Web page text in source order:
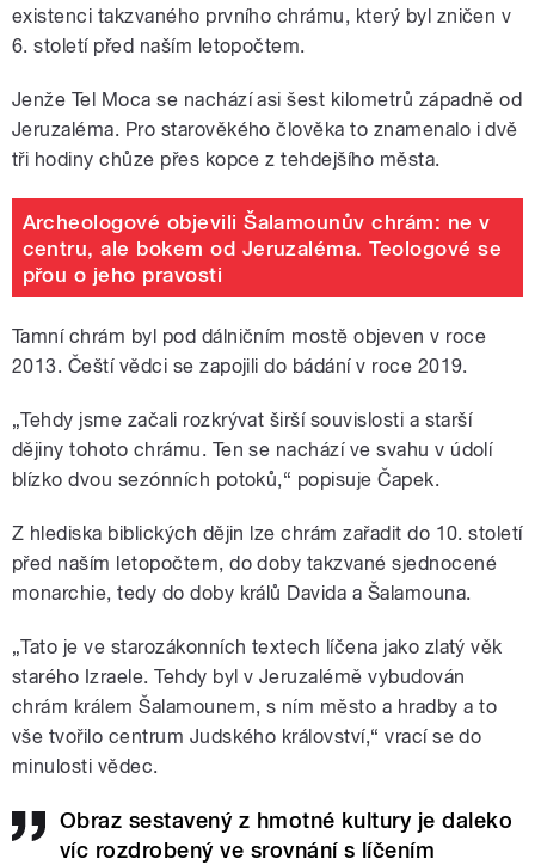
existenci takzvaného prvního chrámu, který byl zničen v
6. století před naším letopočtem.
Jenže Tel Moca se nachází asi šest kilometrů západně od
Jeruzaléma. Pro starověkého člověka to znamenalo i dvě
tři hodiny chůze přes kopce z tehdejšího města.
Archeologové objevili Šalamounův chrám: ne v
centru, ale bokem od Jeruzaléma. Teologové se
přou o jeho pravosti
Tamní chrám byl pod dálničním mostě objeven v roce
2013. Čeští vědci se zapojili do bádání v roce 2019.
„Tehdy jsme začali rozkrývat širší souvislosti a starší
dějiny tohoto chrámu. Ten se nachází ve svahu v údolí
blízko dvou sezónních potoků,“ popisuje Čapek.
Z hlediska biblických dějin lze chrám zařadit do 10. století
před naším letopočtem, do doby takzvané sjednocené
monarchie, tedy do doby králů Davida a Šalamouna.
„Tato je ve starozákonních textech líčena jako zlatý věk
starého Izraele. Tehdy byl v Jeruzalémě vybudován
chrám králem Šalamounem, s ním město a hradby a to
vše tvořilo centrum Judského království,“ vrací se do
minulosti vědec.
Obraz sestavený z hmotné kultury je daleko
víc rozdrobený ve srovnání s líčením